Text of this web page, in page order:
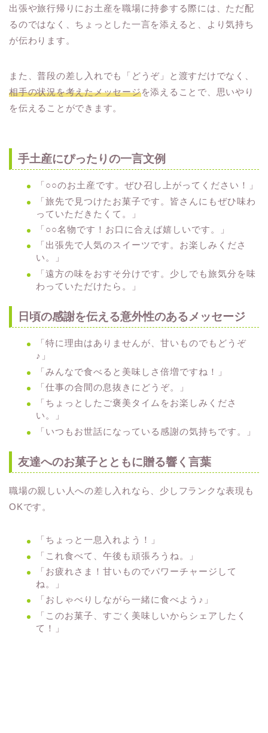
出張や旅行帰りにお土産を職場に持参する際には、ただ配
るのではなく、ちょっとした一言を添えると、より気持ち
が伝わります。
また、普段の差し入れでも「どうぞ」と渡すだけでなく、
相手の状況を考えたメッセージを添えることで、思いやり
を伝えることができます。
手土産にぴったりの一言文例
「○○のお土産です。ぜひ召し上がってください！」
「旅先で見つけたお菓子です。皆さんにもぜひ味わ
っていただきたくて。」
「○○名物です！お口に合えば嬉しいです。」
「出張先で人気のスイーツです。お楽しみくださ
い。」
「遠方の味をおすそ分けです。少しでも旅気分を味
わっていただけたら。」
日頃の感謝を伝える意外性のあるメッセージ
「特に理由はありませんが、甘いものでもどうぞ
♪」
「みんなで食べると美味しさ倍増ですね！」
「仕事の合間の息抜きにどうぞ。」
「ちょっとしたご褒美タイムをお楽しみくださ
い。」
「いつもお世話になっている感謝の気持ちです。」
友達へのお菓子とともに贈る響く言葉
職場の親しい人への差し入れなら、少しフランクな表現も
OKです。
「ちょっと一息入れよう！」
「これ食べて、午後も頑張ろうね。」
「お疲れさま！甘いものでパワーチャージして
ね。」
「おしゃべりしながら一緒に食べよう♪」
「このお菓子、すごく美味しいからシェアしたく
て！」